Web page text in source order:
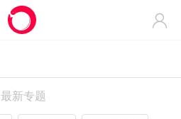

最新专题